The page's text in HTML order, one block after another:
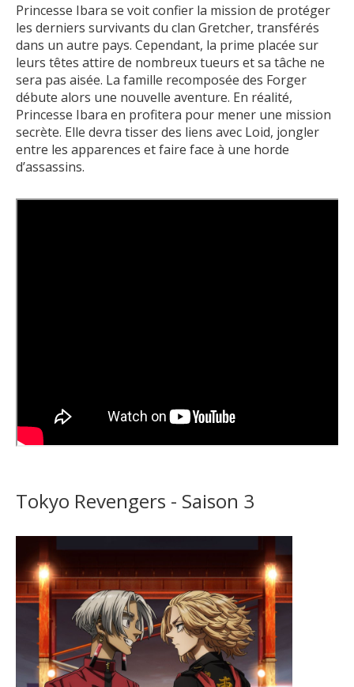
Princesse Ibara se voit confier la mission de protéger
les derniers survivants du clan Gretcher, transférés
dans un autre pays. Cependant, la prime placée sur
leurs têtes attire de nombreux tueurs et sa tâche ne
sera pas aisée. La famille recomposée des Forger
débute alors une nouvelle aventure. En réalité,
Princesse Ibara en profitera pour mener une mission
secrète. Elle devra tisser des liens avec Loid, jongler
entre les apparences et faire face à une horde
d’assassins.
Tokyo Revengers - Saison 3